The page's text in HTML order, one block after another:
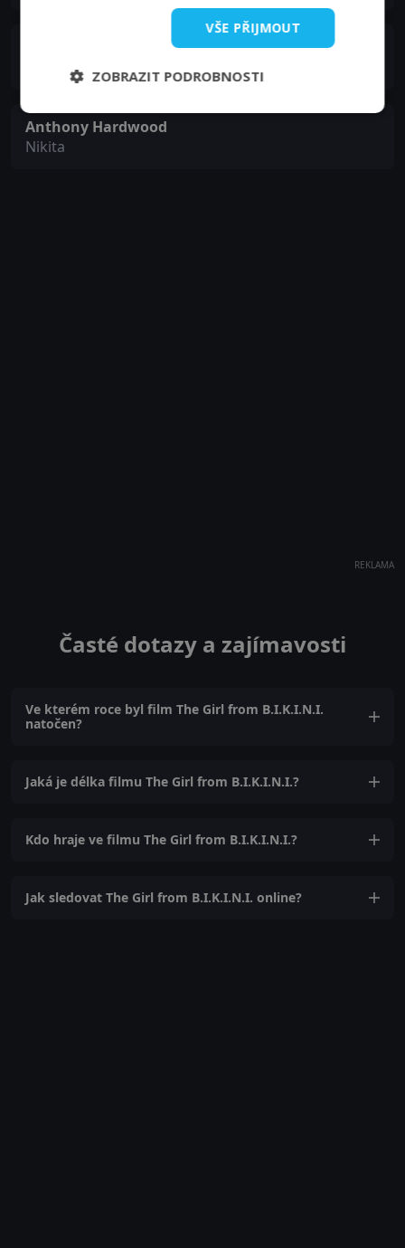
Randolph
Anthony Hardwood
Nikita
REKLAMA
Časté dotazy a zajímavosti
Ve kterém roce byl film The Girl from B.I.K.I.N.I.
natočen?
Jaká je délka filmu The Girl from B.I.K.I.N.I.?
Kdo hraje ve filmu The Girl from B.I.K.I.N.I.?
Jak sledovat The Girl from B.I.K.I.N.I. online?
VŠE PŘIJMOUT
ZOBRAZIT PODROBNOSTI